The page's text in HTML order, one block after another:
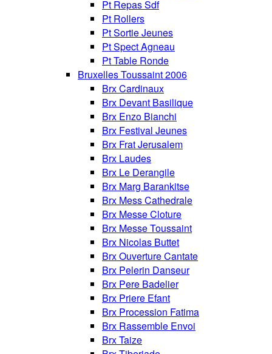
Pt Repas Sdf
Pt Rollers
Pt Sortie Jeunes
Pt Spect Agneau
Pt Table Ronde
Bruxelles Toussaint 2006
Brx Cardinaux
Brx Devant Basilique
Brx Enzo Bianchi
Brx Festival Jeunes
Brx Frat Jerusalem
Brx Laudes
Brx Le Derangile
Brx Marg Barankitse
Brx Mess Cathedrale
Brx Messe Cloture
Brx Messe Toussaint
Brx Nicolas Buttet
Brx Ouverture Cantate
Brx Pelerin Danseur
Brx Pere Badelier
Brx Priere Efant
Brx Procession Fatima
Brx Rassemble Envoi
Brx Taize